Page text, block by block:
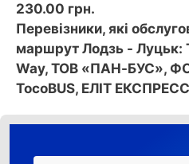
230.00 грн.
Перевізники, які
маршрут Лодзь -
Way, ТОВ «ПАН-БУС»,
TocoBUS, ЕЛІТ